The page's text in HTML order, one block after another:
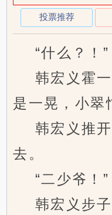
投票推荐
“什么？！”
韩宏义霍一
是一晃，小翠
韩宏义推开
去。
“二少爷！”
韩宏义步子